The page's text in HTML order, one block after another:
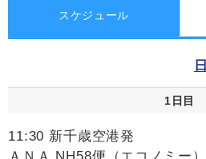
スケジュール
1日目
11:30 新千歳空港発